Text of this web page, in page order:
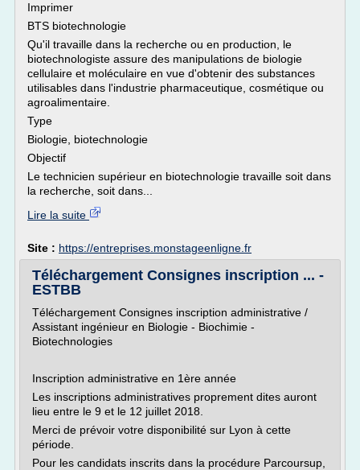
Imprimer
BTS biotechnologie
Qu'il travaille dans la recherche ou en production, le
biotechnologiste assure des manipulations de biologie
cellulaire et moléculaire en vue d'obtenir des substances
utilisables dans l'industrie pharmaceutique, cosmétique ou
agroalimentaire.
Type
Biologie, biotechnologie
Objectif
Le technicien supérieur en biotechnologie travaille soit dans
la recherche, soit dans...
Lire la suite
Site : https://entreprises.monstageenligne.fr
Téléchargement Consignes inscription ... -
ESTBB
Téléchargement Consignes inscription administrative /
Assistant ingénieur en Biologie - Biochimie -
Biotechnologies
Inscription administrative en 1ère année
Les inscriptions administratives proprement dites auront
lieu entre le 9 et le 12 juillet 2018.
Merci de prévoir votre disponibilité sur Lyon à cette
période.
Pour les candidats inscrits dans la procédure Parcoursup,